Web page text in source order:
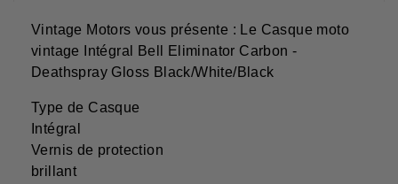
Vintage Motors vous présente : Le Casque moto
vintage Intégral Bell Eliminator Carbon -
Deathspray Gloss Black/White/Black
Type de Casque
Intégral
Vernis de protection
brillant